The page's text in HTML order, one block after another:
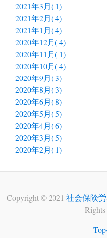
2021年3月( 1)
2021年2月( 4)
2021年1月( 4)
2020年12月( 4)
2020年11月( 1)
2020年10月( 4)
2020年9月( 3)
2020年8月( 3)
2020年6月( 8)
2020年5月( 5)
2020年4月( 6)
2020年3月( 5)
2020年2月( 1)
Copyright © 2021 社会保険
Rights